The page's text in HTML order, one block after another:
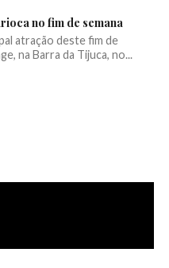
no fim de semana
atração deste fim de
na Barra da Tijuca, no...